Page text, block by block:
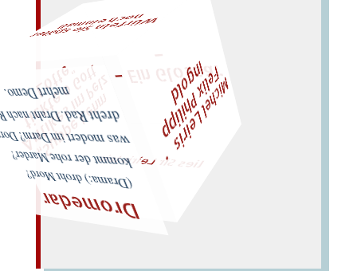
„
S
u
p
p
e
L
e
h
m
A
n
t
i
k
e
s
i
m
P
e
l
z
t
i
c
k
t
e
o
G
o
t
t
L
o
t
t
e
"
Dromedar
(Drama:) droht Mord?
kommt der rohe Marder?
was modert im Darm? Dora
Rad. Draht nach Rom
Demo. M
i
c
h
e
l
L
e
i
r
i
s
・
F
e
l
i
x
P
h
i
l
i
p
p
I
n
g
o
l
d
– Ein Glossar
lies Sir Leiris leis
W
ürfeln Sie später
n
och einm
al!